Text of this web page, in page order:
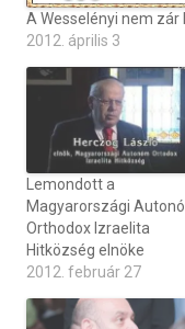
A Wesselényi nem zár
2012. április 3
Lemondott a
Magyarországi
Orthodox Izraelita
Hitközség elnöke
2012. február 27